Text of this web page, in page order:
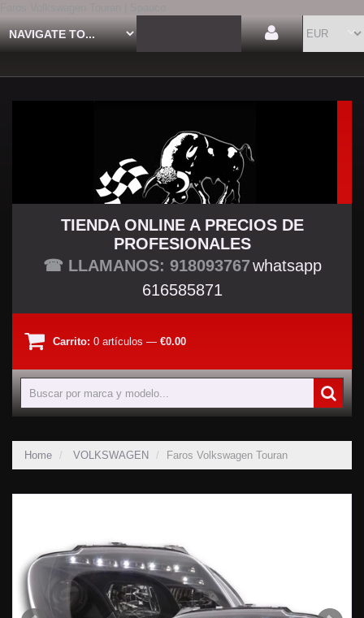
TU TIENDA TUNING
TIENDA ONLINE A PRECIOS DE
PROFESIONALES
☎ LLAMANOS: 918093767whatsapp
616585871
Carrito: 0 artículos — €0.00
Home VOLKSWAGEN Faros Volkswagen Touran